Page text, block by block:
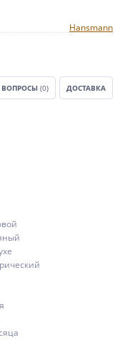
Hansmann
(0) ДОСТАВКА